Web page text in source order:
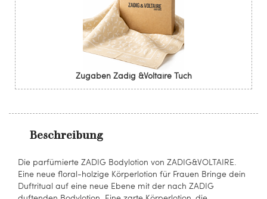
Beschreibung
Die parfümierte ZADIG Bodylotion von ZADIG&VOLTAIRE.
Eine neue floral-holzige Körperlotion für Frauen Bringe dein
Duftritual auf eine neue Ebene mit der nach ZADIG
Zugaben Zadig &Voltaire Tuch